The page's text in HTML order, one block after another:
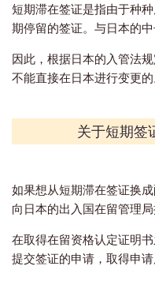
短期滞在签证是指由于种
期停留的签证。与日本的
因此，根据日本的入管法
不能直接在日本进行变更的
关于短期签
如果想从短期滞在签证换
向日本的出入国在留管理
在取得在留资格认定证明
提交签证的申请，取得申